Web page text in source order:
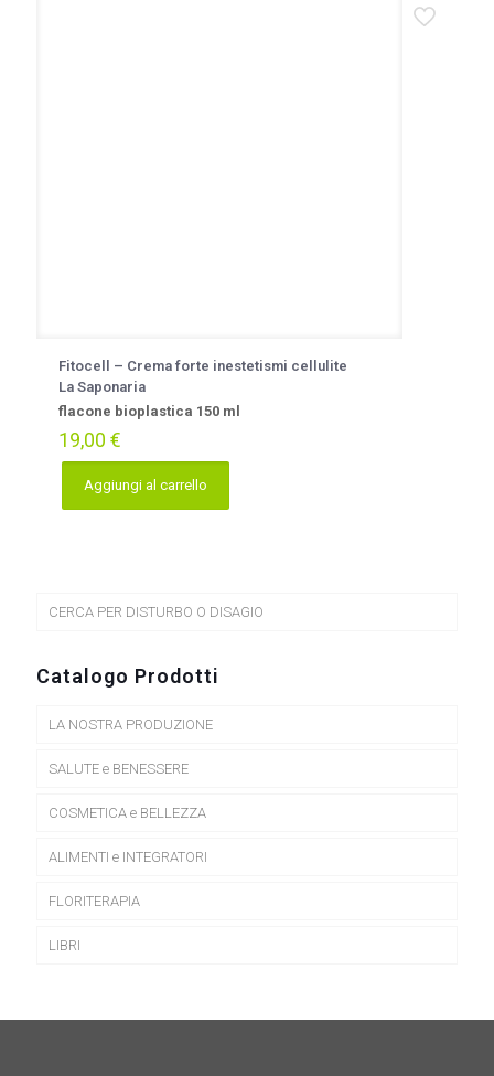
Fitocell – Crema forte inestetismi cellulite
La Saponaria
flacone bioplastica 150 ml
19,00 €
Aggiungi al carrello
CERCA PER DISTURBO O DISAGIO
Catalogo Prodotti
LA NOSTRA PRODUZIONE
SALUTE e BENESSERE
COSMETICA e BELLEZZA
ALIMENTI e INTEGRATORI
FLORITERAPIA
LIBRI